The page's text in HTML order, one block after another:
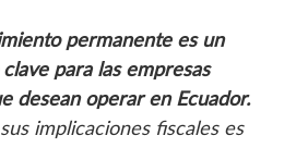
permanente es un
para las empresas
desean operar en Ecuador.
implicaciones fiscales es